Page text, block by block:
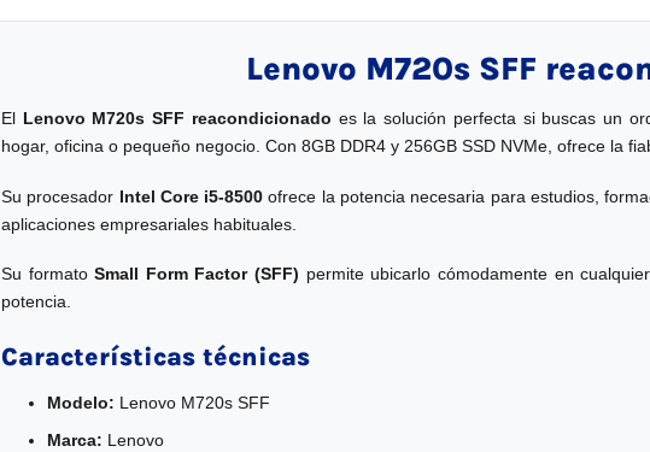
Lenovo M720s SFF
El Lenovo M720s SFF reacondicionado es la solución perfecta si buscas un
hogar, oficina o pequeño negocio. Con 8GB DDR4 y 256GB SSD NVMe, ofrece la
Su procesador Intel Core i5-8500 ofrece la potencia necesaria para estudios,
aplicaciones empresariales habituales.
Su formatoSmall Form Factor (SFF) permite ubicarlo cómodamente en
potencia.
Características técnicas
Modelo: Lenovo M720s SFF
Marca: Lenovo